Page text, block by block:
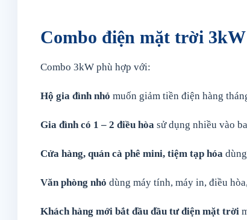
Combo điện mặt trời
Combo 3kW phù hợp với:
Hộ gia đình nhỏ muốn giảm tiền điện hàng
Gia đình có 1 – 2 điều hòa sử dụng nhiều vào
Cửa hàng, quán cà phê mini, tiệm tạp hóa
Văn phòng nhỏ dùng máy tính, máy in, điều
Khách hàng mới bắt đầu đầu tư điện mặt trời